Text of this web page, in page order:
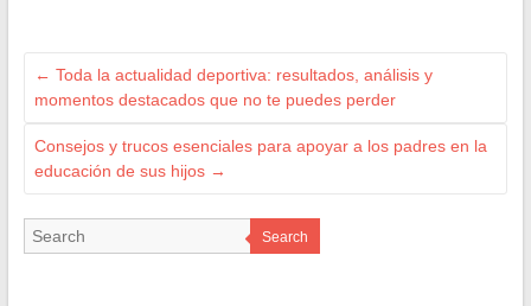
← Toda la actualidad deportiva: resultados, análisis y
momentos destacados que no te puedes perder
Consejos y trucos esenciales para apoyar a los padres en la
educación de sus hijos →
Search